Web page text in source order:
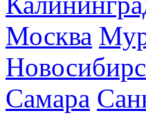
Москва
Самара